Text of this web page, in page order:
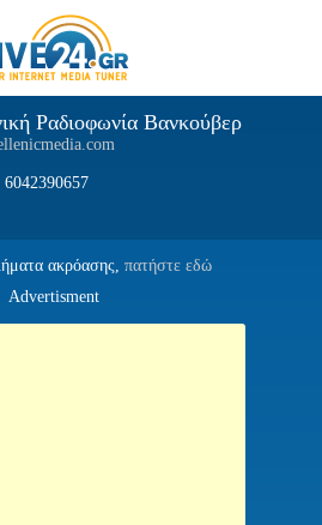
Ραδιοφωνία Βανκούβερ
6042390657
ακρόασης, πατήστε εδώ
Advertisment